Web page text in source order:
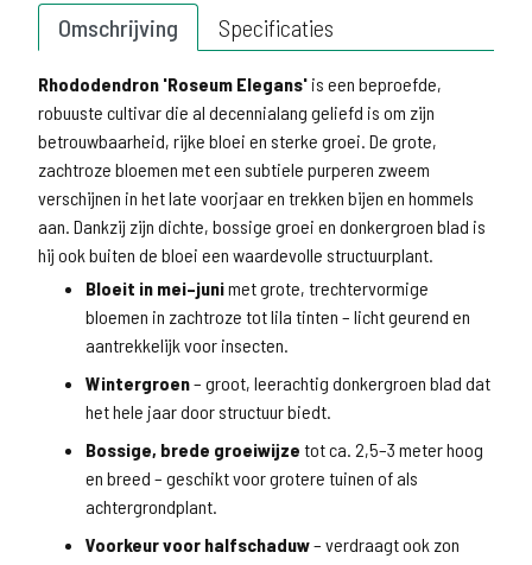
Omschrijving Specificaties
Rhododendron 'Roseum Elegans' is een beproefde,
robuuste cultivar die al decennialang geliefd is om zijn
betrouwbaarheid, rijke bloei en sterke groei. De grote,
zachtroze bloemen met een subtiele purperen zweem
verschijnen in het late voorjaar en trekken bijen en hommels
aan. Dankzij zijn dichte, bossige groei en donkergroen blad is
hij ook buiten de bloei een waardevolle structuurplant.
Bloeit in mei–junimet grote, trechtervormige
bloemen in zachtroze tot lila tinten – licht geurend en
aantrekkelijk voor insecten.
Wintergroen– groot, leerachtig donkergroen blad dat
het hele jaar door structuur biedt.
Bossige, brede groeiwijze tot ca. 2,5–3 meter hoog
en breed – geschikt voor grotere tuinen of als
achtergrondplant.
Voorkeur voor halfschaduw– verdraagt ook zon